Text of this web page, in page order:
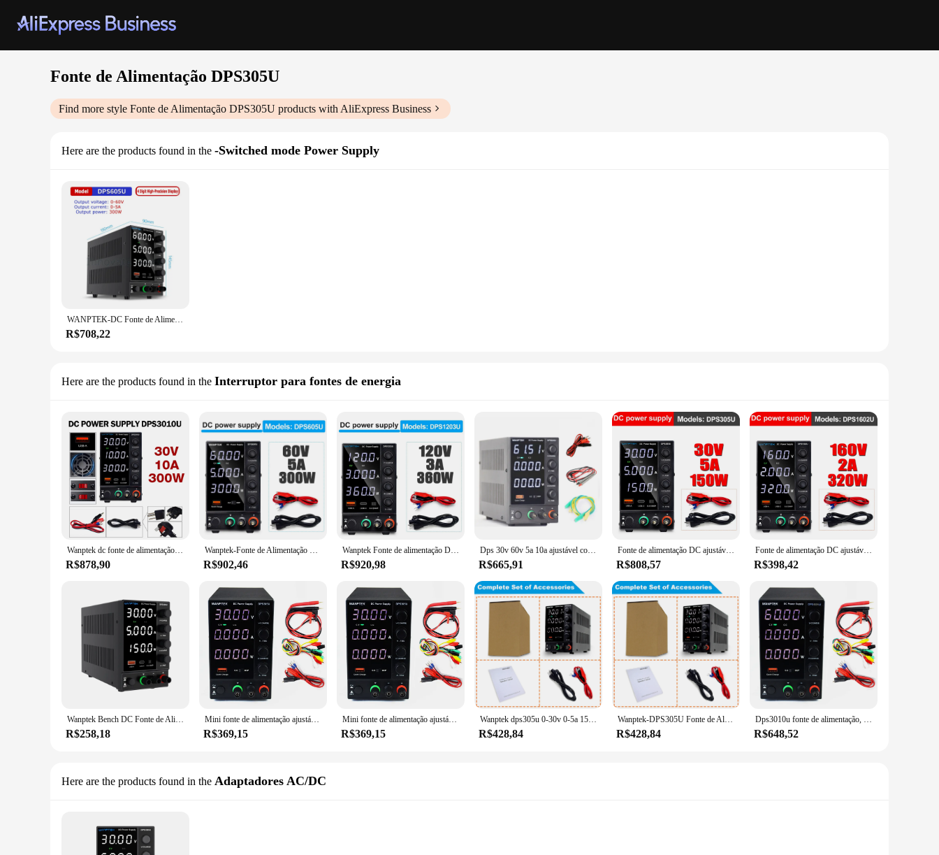
Fonte de Alimentação DPS305U
Find more style Fonte de Alimentação DPS305U products with AliExpress Business
Here are the products found in the -Switched mode Power Supply
WANPTEK-DC Fonte de Alimentação, DPS305U, DPS3010U, DPS605U, LED Display Digital 4 Bit, Mini Fonte de Alimentação Ajustável, AC 110V 220V
R$708,22
Here are the products found in the Interruptor para fontes de energia
Wanptek dc fonte de alimentação ajustável dígito banco de laboratório fonte de alimentação 30v 10a 60v 5a regulador tensão dps3010u estabilizador comutação
R$878,90
Wanptek-Fonte de Alimentação DC Ajustável, Regulador de Tensão Estabilizado de Laboratório Digital, Fonte de Alimentação, 30V, 10A, USB
R$902,46
Wanptek Fonte de alimentação DC ajustável, bancada de laboratório regulada, USB e tipo C, 30V, 10A, 60V, 5A
R$920,98
Dps 30v 60v 5a 10a ajustável compacto de comutação dc fonte alimentação 305u 605u 3010u ocp usb carregador rápido ferramenta reparo laboratório
R$665,91
Fonte de alimentação DC ajustável 4 dígitos laboratório Fonte de alimentação do banco 30V 10A 60V 5A AC comutação de alimentação estabilizada Wanptek DPS3010U
R$808,57
Fonte de alimentação DC ajustável 4 dígitos laboratório Fonte de alimentação do banco 30V 10A 60V 5A AC comutação de alimentação estabilizada Wanptek DPS3010U
R$398,42
Wanptek Bench DC Fonte de Alimentação Ajustável, Design Eletrônico, Fonte Eletrônica, DPS305U, 30V, 5A, 150W
R$258,18
Mini fonte de alimentação ajustável, comutação, 4 dígitos, DPS3010U, 30V, 10A, DPS305U, 30V, 5A, DPS605U, 60V, 5A, 300W, 110V AC, 220V
R$369,15
Mini fonte de alimentação ajustável, comutação, 4 dígitos, DPS3010U, 30V, 10A, DPS305U, 30V, 5A, DPS605U, 60V, 5A, 300W, 110V AC, 220V
R$369,15
Wanptek dps305u 0-30v 0-5a 150w comutação dc fonte de alimentação 4 dígitos display led ajustável mini fonte de alimentação ac 115v/230v 50/60hz
R$428,84
Wanptek-DPS305U Fonte de Alimentação DC de Comutação, Display de 4 Dígitos, LED Ajustável, Mini Fonte de Alimentação, AC 115V, 230V, 50Hz, 60Hz, 0-30V, 0-5A, 150W
R$428,84
Dps3010u fonte de alimentação, 30v 10a/dps305u 30v 5a/dps605u 60v 5a/300w, fonte de energia dc de comutação com 4 dígitos ajustável, mini fonte de alimentação ac 110v/220v
R$648,52
Here are the products found in the Adaptadores AC/DC